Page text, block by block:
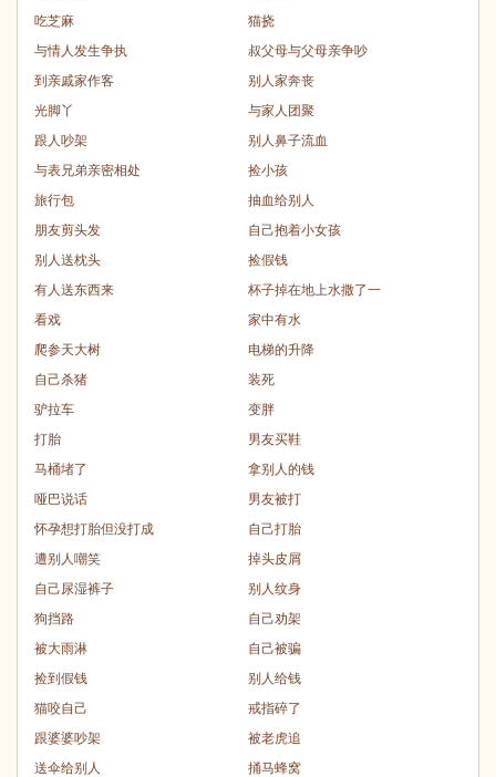
吃芝麻
猫挠
与情人发生争执
叔父母与父母亲争吵
到亲戚家作客
别人家奔丧
光脚丫
与家人团聚
跟人吵架
别人鼻子流血
与表兄弟亲密相处
捡小孩
旅行包
抽血给别人
朋友剪头发
自己抱着小女孩
别人送枕头
捡假钱
有人送东西来
杯子掉在地上水撒了一
看戏
家中有水
爬参天大树
电梯的升降
自己杀猪
装死
驴拉车
变胖
打胎
男友买鞋
马桶堵了
拿别人的钱
哑巴说话
男友被打
怀孕想打胎但没打成
自己打胎
遭别人嘲笑
掉头皮屑
自己尿湿裤子
别人纹身
狗挡路
自己劝架
被大雨淋
自己被骗
捡到假钱
别人给钱
猫咬自己
戒指碎了
跟婆婆吵架
被老虎追
送伞给别人
捅马蜂窝